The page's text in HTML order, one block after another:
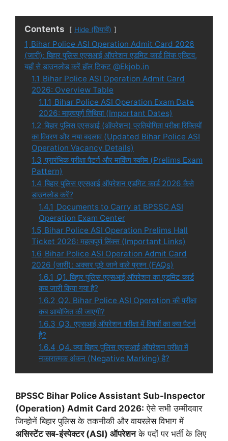
Contents Hide (छिपायें)
1 Bihar Police ASI Operation Admit Card 2026
(जारी): बिहार पुलिस एएसआई ऑपरेशन एडमिट कार्ड लिंक एक्टिव,
यहाँ से डाउनलोड करें हॉल टिकट @Ekjob.in
1.1 Bihar Police ASI Operation Admit Card
2026: Overview Table
1.1.1 Bihar Police ASI Operation Exam Date
2026: महत्वपूर्ण तिथियां (Important Dates)
1.2 बिहार पुलिस एएसआई (ऑपरेशन) प्रतियोगिता परीक्षा रिक्तियों
का विवरण और नया बदलाव (Updated Bihar Police ASI
Operation Vacancy Details)
1.3 प्रारंभिक परीक्षा पैटर्न और मार्किंग स्कीम (Prelims Exam
Pattern)
1.4 बिहार पुलिस एएसआई ऑपरेशन एडमिट कार्ड 2026 कैसे
डाउनलोड करें?
1.4.1 Documents to Carry at BPSSC ASI
Operation Exam Center
1.5 Bihar Police ASI Operation Prelims Hall
Ticket 2026: महत्वपूर्ण लिंक्स (Important Links)
1.6 Bihar Police ASI Operation Admit Card
2026 (जारी): अक्सर पूछे जाने वाले प्रश्न (FAQs)
1.6.1 Q1. बिहार पुलिस एएसआई ऑपरेशन का एडमिट कार्ड
कब जारी किया गया है?
1.6.2 Q2. Bihar Police ASI Operation की परीक्षा
कब आयोजित की जाएगी?
1.6.3 Q3. एएसआई ऑपरेशन परीक्षा में विषयों का क्या पैटर्न
है?
1.6.4 Q4. क्या बिहार पुलिस एएसआई ऑपरेशन परीक्षा में
नकारात्मक अंकन (Negative Marking) है?
BPSSC Bihar Police Assistant Sub-Inspector
(Operation) Admit Card 2026: ऐसे सभी उम्मीदवार
जिन्होनें बिहार पुलिस के तकनीकी और वायरलेस विभाग में
असिस्टेंट सब-इंस्पेक्टर (ASI) ऑपरेशनके पदों पर भर्ती के लिए